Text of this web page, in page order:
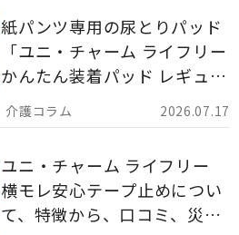
2026.07.17
紙パンツ専用の尿とりパッド
「ユニ・チャーム ライフリー
かんたん装着パッド レギュラ
ー 計162枚」について解説し
ます。
ユニ・チャーム ライフリー
横モレ安心テープ止めについ
て、特徴から、口コミ、災害